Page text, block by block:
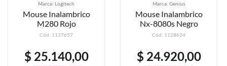
Marca: Logitech
Mouse Inalambrico
M280 Rojo
Cód: 1127657
$ 25.140,00
Marca: Genius
Mouse Inalambrico
Nx-8080s Negro
Cód: 1128624
$ 24.920,00